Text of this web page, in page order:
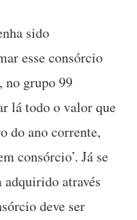
sido
esse consórcio
no grupo 99
lá todo o valor que
do ano corrente,
consórcio’. Já se
através
deve ser